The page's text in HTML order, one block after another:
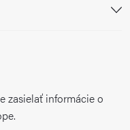
zasielať informácie o